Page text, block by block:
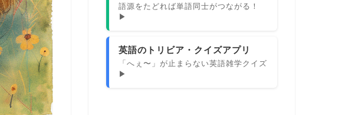
語源をたどれば単語同士がつながる！
▶
英語のトリビア・クイズアプリ
「へぇ〜」が止まらない英語雑学クイズ
▶